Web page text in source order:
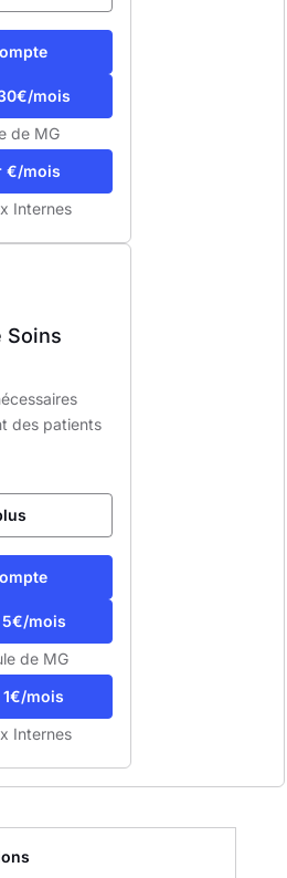
mois
de MG
€/mois
Internes
Soins
des patients
5€/mois
de MG
1€/mois
Internes